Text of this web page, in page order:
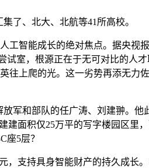
了、北大、北航等41所高校。
智能成长的绝对焦点。据央视报
试室，根源正在于无可对比的人
往上爬的光。这一劣势再添无
军和部队的任广涛、刘建翀。他
建面积仅25万平的写字楼园区里
5层？
支持具身智能财产的持久成长